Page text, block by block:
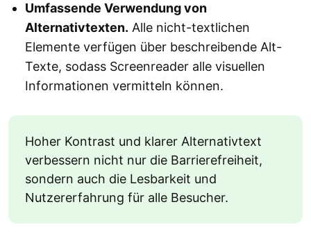
Umfassende Verwendung von
Alternativtexten. Alle nicht-textlichen
Elemente verfügen über beschreibende Alt-
Texte, sodass Screenreader alle visuellen
Informationen vermitteln können.
Hoher Kontrast und klarer Alternativtext
verbessern nicht nur die Barrierefreiheit,
sondern auch die Lesbarkeit und
Nutzererfahrung für alle Besucher.